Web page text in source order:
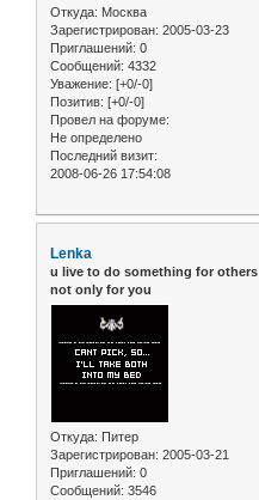
Откуда: Москва
Зарегистрирован: 2005-03-23
Приглашений: 0
Сообщений: 4332
Уважение: [+0/-0]
Позитив: [+0/-0]
Провел на форуме:
Не определено
Последний визит:
2008-06-26 17:54:08
Lenka
u live to do something for others
not only for you
Откуда: Питер
Зарегистрирован: 2005-03-21
Приглашений: 0
Сообщений: 3546